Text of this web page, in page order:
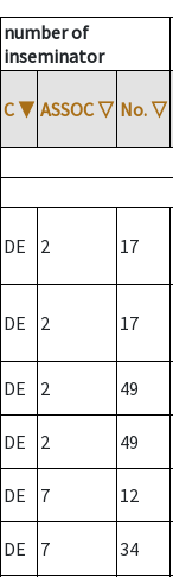
number of
inseminator
C ▼ ASSOC ▽ No. ▽
DE 2 17
DE 2 17
DE 2 49
DE 2 49
DE 7 12
DE 7 34